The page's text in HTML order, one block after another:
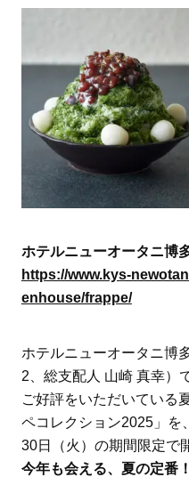
ホテルニューオータニ博
https://www.kys-
enhouse/frappe/
ホテルニューオータニ博
2、総支配人 山崎 真幸）
ご好評をいただいている
ペコレクション2025」を
30日（火）の期間限定で
今年も会える、夏の定番